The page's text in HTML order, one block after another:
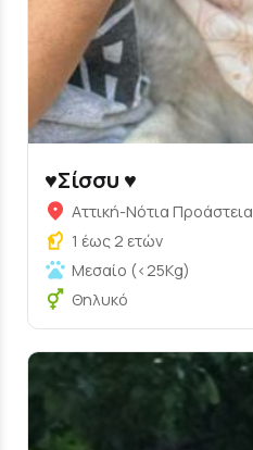
♥️Σίσσυ ♥️
Αττική-Νότια Προάστεια
1 έως 2 ετών
Μεσαίο (<25Kg)
Θηλυκό